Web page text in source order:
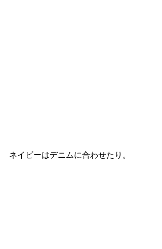
ネイビーはデニムに合わせたり。